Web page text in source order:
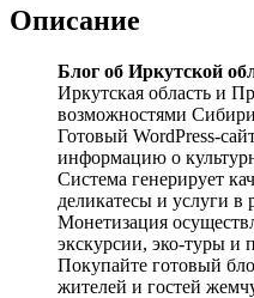
Описание
Блог об Иркутской
Иркутская область и
возможностями
Готовый WordPress-
информацию о
Система генерирует
деликатесы и услуги в
Монетизация
экскурсии, эко-туры и
Покупайте готовый
жителей и гостей